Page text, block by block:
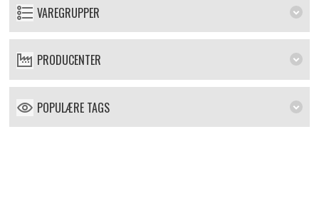
VAREGRUPPER
PRODUCENTER
POPULÆRE TAGS